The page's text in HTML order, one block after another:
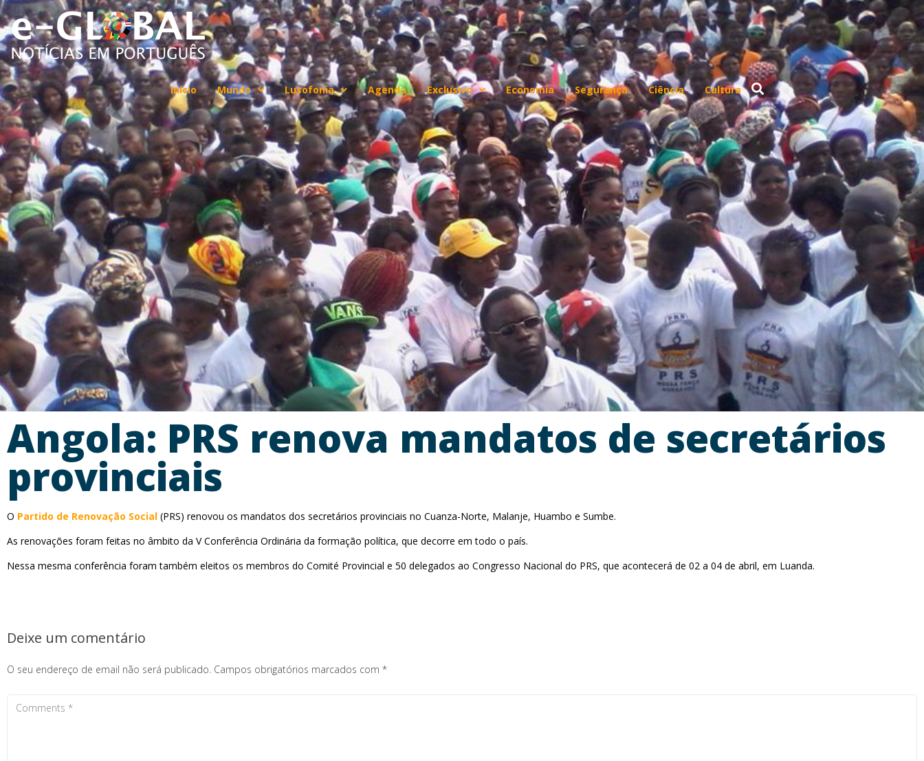
Início Mundo Lusofonia Agenda Exclusivo Economia Segurança Ciência Cultura
Angola: PRS renova mandatos de secretários
provinciais
O Partido de Renovação Social (PRS) renovou os mandatos dos secretários provinciais no Cuanza-Norte, Malanje, Huambo e Sumbe.
As renovações foram feitas no âmbito da V Conferência Ordinária da formação política, que decorre em todo o país.
Nessa mesma conferência foram também eleitos os membros do Comité Provincial e 50 delegados ao Congresso Nacional do PRS, que acontecerá de 02 a 04 de abril, em Luanda.
Deixe um comentário
O seu endereço de email não será publicado. Campos obrigatórios marcados com *